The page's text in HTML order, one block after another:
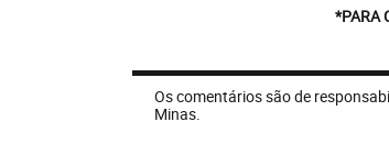
*PARA
Os comentários são de
Minas.